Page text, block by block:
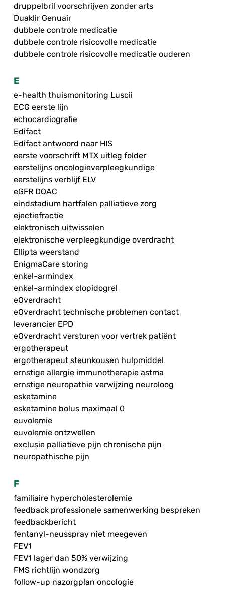
druppelbril voorschrijven zonder arts
Duaklir Genuair
dubbele controle medicatie
dubbele controle risicovolle medicatie
dubbele controle risicovolle medicatie ouderen
E
e-health thuismonitoring Luscii
ECG eerste lijn
echocardiografie
Edifact
Edifact antwoord naar HIS
eerste voorschrift MTX uitleg folder
eerstelijns oncologieverpleegkundige
eerstelijns verblijf ELV
eGFR DOAC
eindstadium hartfalen palliatieve zorg
ejectiefractie
elektronisch uitwisselen
elektronische verpleegkundige overdracht
Ellipta weerstand
EnigmaCare storing
enkel-armindex
enkel-armindex clopidogrel
eOverdracht
eOverdracht technische problemen contact
leverancier EPD
eOverdracht versturen voor vertrek patiënt
ergotherapeut
ergotherapeut steunkousen hulpmiddel
ernstige allergie immunotherapie astma
ernstige neuropathie verwijzing neuroloog
esketamine
esketamine bolus maximaal 0
euvolemie
euvolemie ontzwellen
exclusie palliatieve pijn chronische pijn
neuropathische pijn
F
familiaire hypercholesterolemie
feedback professionele samenwerking bespreken
feedbackbericht
fentanyl-neusspray niet meegeven
FEV1
FEV1 lager dan 50% verwijzing
FMS richtlijn wondzorg
follow-up nazorgplan oncologie